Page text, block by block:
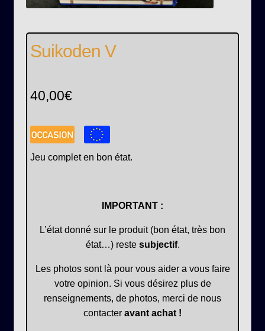
Suikoden V
40,00€
Jeu complet en bon état.
IMPORTANT :
L’état donné sur le produit (bon état, très bon
état…) reste subjectif.
Les photos sont là pour vous aider a vous faire
votre opinion. Si vous désirez plus de
renseignements, de photos, merci de nous
contacter avant achat !